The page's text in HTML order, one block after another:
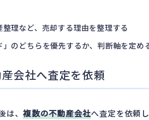
理など、売却する理由を整理する
」のどちらを優先するか、判断軸を定め
会社へ査定を依頼
は、複数の不動産会社へ査定を依頼